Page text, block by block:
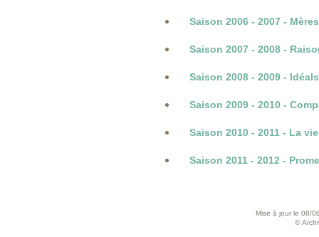
Saison 2006 - 2007 - Mères
Saison 2007 - 2008 -
Saison 2008 - 2009 - Idéals
Saison 2009 - 2010 -
Saison 2010 - 2011 - La
Saison 2011 - 2012 -
Mise à jour le 08/
©